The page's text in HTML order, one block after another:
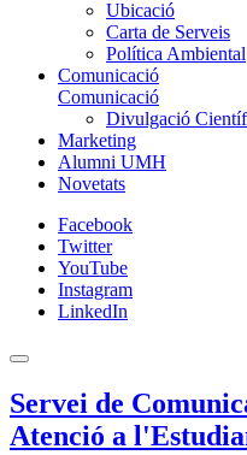
Ubicació
Carta de Serveis
Política Ambiental
Comunicació
Comunicació
Divulgació
Marketing
Alumni UMH
Novetats
Facebook
Twitter
YouTube
Instagram
LinkedIn
Servei de
Atenció a